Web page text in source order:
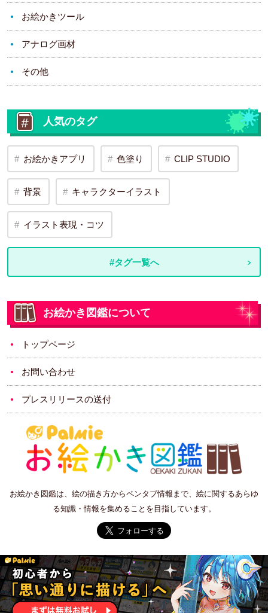
お絵かきツール
アナログ画材
その他
人気のタグ
お絵かきアプリ 色塗り CLIP STUDIO
背景 キャラクターイラスト
イラスト表現・コツ
#タグ一覧へ
お絵かき図鑑について
トップページ
お問い合わせ
プレスリリースの送付
お絵かき図鑑は、絵の描き方からペンタブ情報まで、絵に関するあらゆ
る知識・情報を集めることを目指しています。